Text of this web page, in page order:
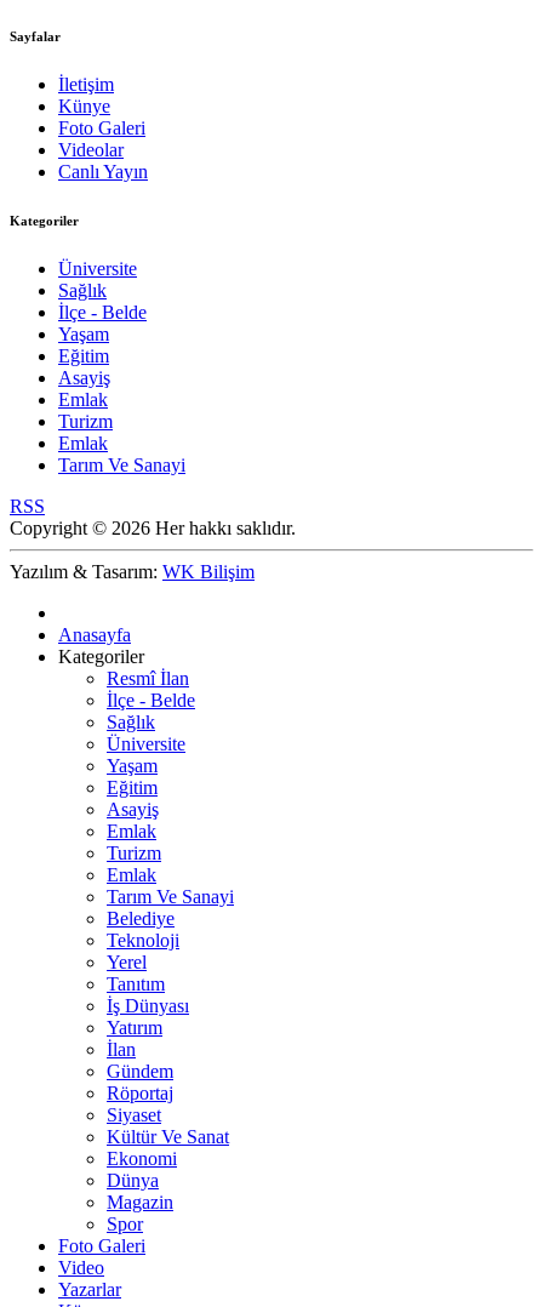
Sayfalar
İletişim
Künye
Foto Galeri
Videolar
Canlı Yayın
Kategoriler
Üniversite
Sağlık
İlçe - Belde
Yaşam
Eğitim
Asayiş
Emlak
Turizm
Emlak
Tarım Ve Sanayi
RSS
Copyright © 2026 Her hakkı saklıdır.
Yazılım & Tasarım: WK Bilişim
Anasayfa
Kategoriler
Resmî İlan
İlçe - Belde
Sağlık
Üniversite
Yaşam
Eğitim
Asayiş
Emlak
Turizm
Emlak
Tarım Ve Sanayi
Belediye
Teknoloji
Yerel
Tanıtım
İş Dünyası
Yatırım
İlan
Gündem
Röportaj
Siyaset
Kültür Ve Sanat
Ekonomi
Dünya
Magazin
Spor
Foto Galeri
Video
Yazarlar